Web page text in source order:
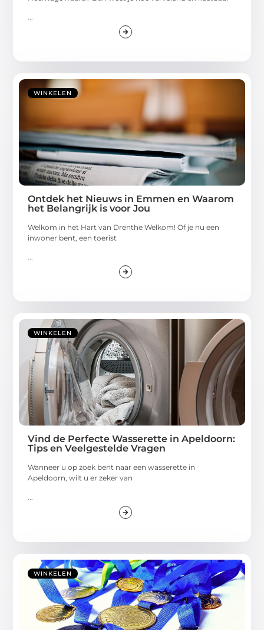
WINKELEN
Ontdek het Nieuws in Emmen en Waarom
het Belangrijk is voor Jou
Welkom in het Hart van Drenthe Welkom! Of je nu een
inwoner bent, een toerist
...
WINKELEN
Vind de Perfecte Wasserette in Apeldoorn:
Tips en Veelgestelde Vragen
Wanneer u op zoek bent naar een wasserette in
Apeldoorn, wilt u er zeker van
WINKELEN